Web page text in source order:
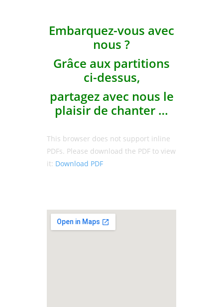
Embarquez-vous avec
nous ?
Grâce aux partitions
ci-dessus,
partagez avec nous le
plaisir de chanter …
This browser does not support inline
PDFs. Please download the PDF to view
it: Download PDF